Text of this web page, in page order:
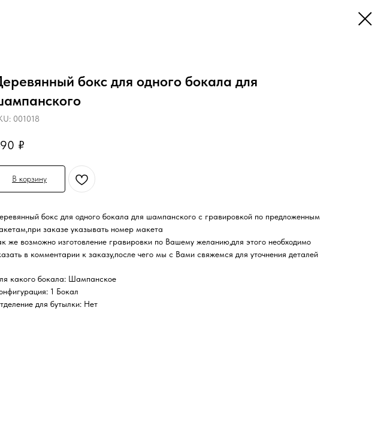
бокс для одного бокала для
001018
₽
В корзину
бокс для одного бокала для шампанского с гравировкой по предложенным
заказе указывать номер макета
же возможно изготовление гравировки по Вашему желанию,для этого необходимо
в комментарии к заказу,после чего мы с Вами свяжемся для уточнения деталей
какого бокала: Шампанское
1 Бокал
для бутылки: Нет